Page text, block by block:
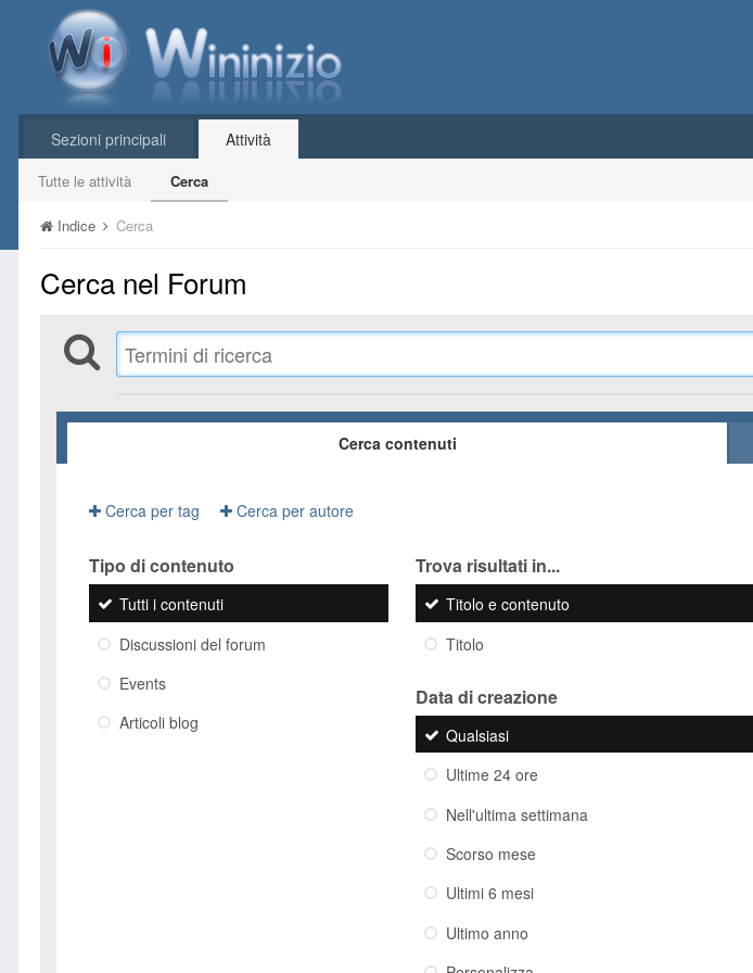
Sezioni principali Attività
Tutte le attività Cerca
Indice Cerca
Cerca nel Forum
Cerca contenuti
Cerca per tag Cerca per autore
Tipo di contenuto
Tutti i contenuti
Discussioni del forum
Events
Articoli blog
Trova risultati in...
Titolo e contenuto
Titolo
Data di creazione
Qualsiasi
Ultime 24 ore
Nell'ultima settimana
Scorso mese
Ultimi 6 mesi
Ultimo anno